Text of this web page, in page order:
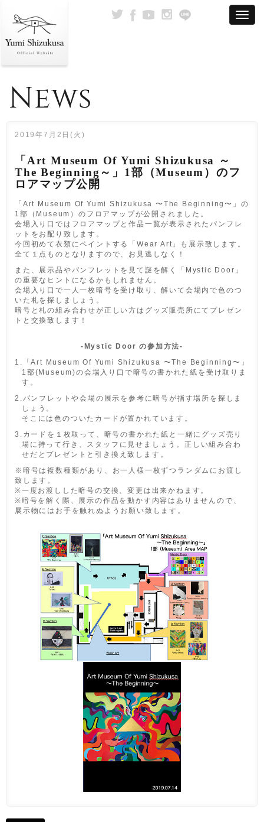
News
2019年7月2日(火)
「Art Museum Of Yumi Shizukusa ～
The Beginning～」1部（Museum）のフ
ロアマップ公開
「Art Museum Of Yumi Shizukusa 〜The Beginning〜」の
1部（Museum）のフロアマップが公開されました。
会場入り口ではフロアマップと作品一覧が表示されたパンフレ
ットをお配り致します。
今回初めて衣類にペイントする「Wear Art」も展示致します。
全て１点ものとなりますので、お見逃しなく！
また、展示品やパンフレットを見て謎を解く「Mystic Door」
の重要なヒントになるかもしれません。
会場入り口で一人一枚暗号を受け取り、解いて会場内で色のつ
いた札を探しましょう。
暗号と札の組み合わせが正しい方はグッズ販売所にてプレゼン
トと交換致します！
-Mystic Door の参加方法-
1.「Art Museum Of Yumi Shizukusa 〜The Beginning〜」
1部(Museum)の会場入り口で暗号の書かれた紙を受け取りま
す。
2.パンフレットや会場の展示を参考に暗号が指す場所を探しま
しょう。
そこには色のついたカードが置かれています。
3.カードを１枚取って、暗号の書かれた紙と一緒にグッズ売り
場に持って行き、スタッフに見せましょう。正しい組み合わ
せだとプレゼントと引き換え致します。
※暗号は複数種類があり、お一人様一枚ずつランダムにお渡し
致します。
※一度お渡しした暗号の交換、変更は出来かねます。
※暗号を解く際、展示の作品を動かす内容はありませんので、
展示物にはお手を触れぬようお願い致します。